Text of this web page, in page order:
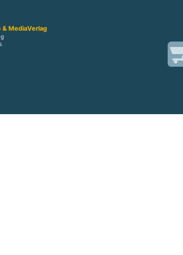
& MediaVerlag